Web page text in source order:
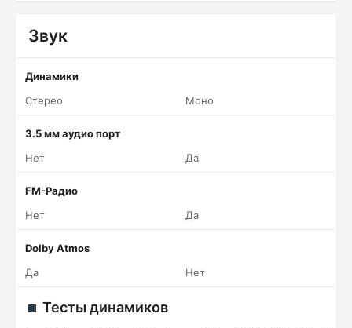
Звук
Динамики
Стерео
Моно
3.5 мм аудио порт
Нет
Да
FM-Радио
Нет
Да
Dolby Atmos
Да
Нет
Тесты динамиков